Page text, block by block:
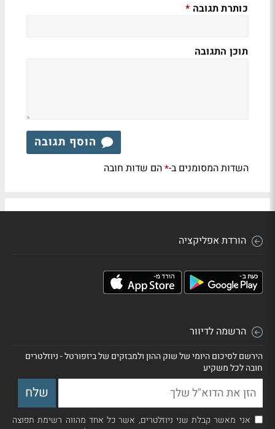
כותרת תגובה *
תוכן התגובה
הוסף תגובה
השדות המסומנים ב-*הם שדות חובה
הורדת אפליקציה
הרשמה לדיוור
הירשם לסיכום היומי של שוק ההון ולמבזקים של ביזפורטל - ניוזלטרים
חובה לכל משקיע
אני מאשר קבלת שני ניוזלטרים, אשר כל אחד מהווה רשימת תפוצה